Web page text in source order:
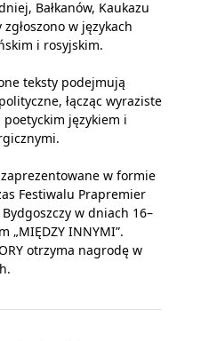
Bałkanów, Kaukazu
w językach
i rosyjskim.
teksty podejmują
łącząc wyraziste
poetyckim językiem i
w formie
Festiwalu Prapremier
w dniach 16–
„MIĘDZY INNYMI”.
otrzyma nagrodę w